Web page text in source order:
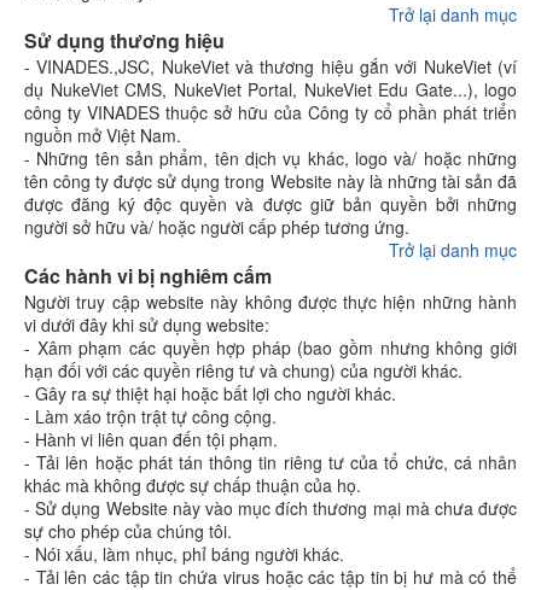
Trở lại danh mục
Sử dụng thương hiệu
- VINADES.,JSC, NukeViet và thương hiệu gắn với NukeViet (ví
dụ NukeViet CMS, NukeViet Portal, NukeViet Edu Gate...), logo
công ty VINADES thuộc sở hữu của Công ty cổ phần phát triển
nguồn mở Việt Nam.
- Những tên sản phẩm, tên dịch vụ khác, logo và/ hoặc những
tên công ty được sử dụng trong Website này là những tài sản đã
được đăng ký độc quyền và được giữ bản quyền bởi những
người sở hữu và/ hoặc người cấp phép tương ứng.
Trở lại danh mục
Các hành vi bị nghiêm cấm
Người truy cập website này không được thực hiện những hành
vi dưới đây khi sử dụng website:
- Xâm phạm các quyền hợp pháp (bao gồm nhưng không giới
hạn đối với các quyền riêng tư và chung) của người khác.
- Gây ra sự thiệt hại hoặc bất lợi cho người khác.
- Làm xáo trộn trật tự công cộng.
- Hành vi liên quan đến tội phạm.
- Tải lên hoặc phát tán thông tin riêng tư của tổ chức, cá nhân
khác mà không được sự chấp thuận của họ.
- Sử dụng Website này vào mục đích thương mại mà chưa được
sự cho phép của chúng tôi.
- Nói xấu, làm nhục, phỉ báng người khác.
- Tải lên các tập tin chứa virus hoặc các tập tin bị hư mà có thể